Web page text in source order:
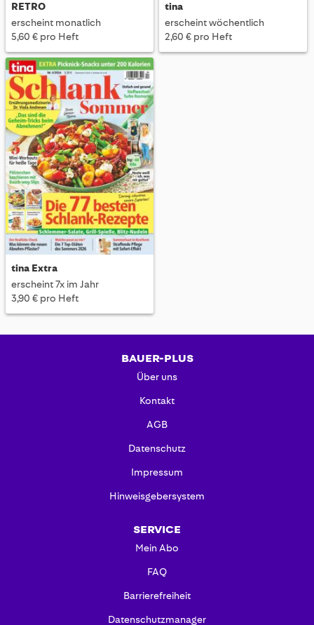
RETRO
erscheint monatlich
5,60 € pro Heft
tina
erscheint wöchentlich
2,60 € pro Heft
tina Extra
erscheint 7x im Jahr
3,90 € pro Heft
BAUER-PLUS
Über uns
Kontakt
AGB
Datenschutz
Impressum
Hinweisgebersystem
SERVICE
Mein Abo
FAQ
Barrierefreiheit
Datenschutzmanager